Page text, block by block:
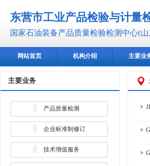
东营市工业产品检验与计量
国家石油装备产品质量检验检测中心(山
网站首页 机构介绍 主要业
主要业务
产品质量检测
企业标准制修订
技术增值服务